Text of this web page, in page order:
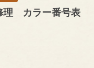
カラー番号表